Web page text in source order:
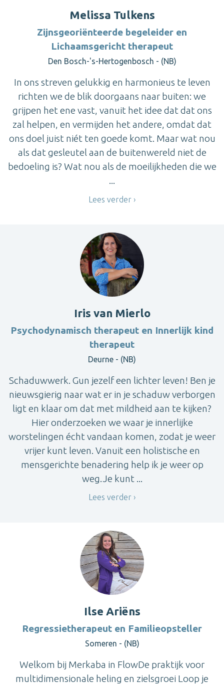
Melissa Tulkens
Zijnsgeoriënteerde begeleider en
Lichaamsgericht therapeut
Den Bosch-'s-Hertogenbosch - (NB)
In ons streven gelukkig en harmonieus te leven
richten we de blik doorgaans naar buiten: we
grijpen het ene vast, vanuit het idee dat dat ons
zal helpen, en vermijden het andere, omdat dat
ons doel juist niét ten goede komt. Maar wat nou
als dat gesleutel aan de buitenwereld niet de
bedoeling is? Wat nou als de moeilijkheden die we
...
Lees verder
Iris van Mierlo
Psychodynamisch therapeut en Innerlijk kind
therapeut
Deurne - (NB)
Schaduwwerk. Gun jezelf een lichter leven! Ben je
nieuwsgierig naar wat er in je schaduw verborgen
ligt en klaar om dat met mildheid aan te kijken?
Hier onderzoeken we waar je innerlijke
worstelingen écht vandaan komen, zodat je weer
vrijer kunt leven. Vanuit een holistische en
mensgerichte benadering help ik je weer op
weg.Je kunt ...
Lees verder
Ilse Ariëns
Regressietherapeut en Familieopsteller
Someren - (NB)
Welkom bij Merkaba in FlowDe praktijk voor
multidimensionale heling en zielsgroei Loop je